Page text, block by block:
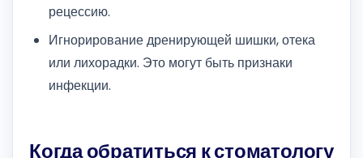
рецессию.
Игнорирование дренирующей шишки, отека
или лихорадки. Это могут быть признаки
инфекции.
Когда обратиться к стоматологу